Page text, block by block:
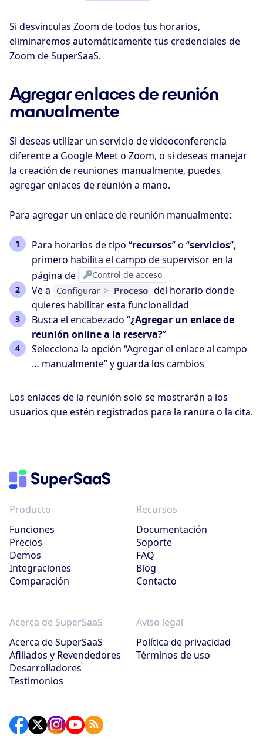
Si desvinculas Zoom de todos tus horarios,
eliminaremos automáticamente tus credenciales de
Zoom de SuperSaaS.
Agregar enlaces de reunión
manualmente
Si deseas utilizar un servicio de videoconferencia
diferente a Google Meet o Zoom, o si deseas manejar
la creación de reuniones manualmente, puedes
agregar enlaces de reunión a mano.
Para agregar un enlace de reunión manualmente:
Para horarios de tipo “recursos” o “servicios”,
primero habilita el campo de supervisor en la
página de
Control de acceso
Ve a Configurar > Proceso del horario donde
quieres habilitar esta funcionalidad
Busca el encabezado “¿Agregar un enlace de
reunión online a la reserva?”
Selecciona la opción “Agregar el enlace al campo
… manualmente” y guarda los cambios
Los enlaces de la reunión solo se mostrarán a los
usuarios que estén registrados para la ranura o la cita.
Producto
Funciones
Precios
Demos
Integraciones
Comparación
Recursos
Documentación
Soporte
FAQ
Blog
Contacto
Acerca de SuperSaaS
Acerca de SuperSaaS
Afiliados y Revendedores
Desarrolladores
Testimonios
Aviso legal
Política de privacidad
Términos de uso